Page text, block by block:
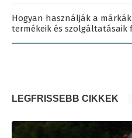
Hogyan használják a
termékeik és szolgáltatásaik
LEGFRISSEBB CIKKEK